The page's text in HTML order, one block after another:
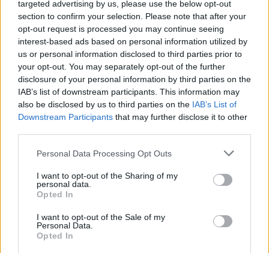
targeted advertising by us, please use the below opt-out
section to confirm your selection. Please note that after your
opt-out request is processed you may continue seeing
interest-based ads based on personal information utilized by
us or personal information disclosed to third parties prior to
your opt-out. You may separately opt-out of the further
disclosure of your personal information by third parties on the
IAB’s list of downstream participants. This information may
also be disclosed by us to third parties on the IAB’s List of
Downstream Participants that may further disclose it to other
Personal Data Processing Opt Outs
I want to opt-out of the Sharing of my
personal data.
Opted In
I want to opt-out of the Sale of my
Personal Data.
Opted In
aumentandone l’efficienza”.
CS
CONDIVIDI QUESTO ARTICOLO:
E-mail LinkedIn Facebook
WhatsApp Stampa
LE MIGLIORI OFFERTE AMAZON